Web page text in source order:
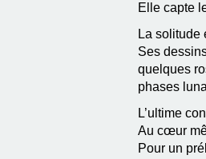
Elle capte
La solitude
Ses
quelques
phases
L’ultime
Au cœur
Pour un